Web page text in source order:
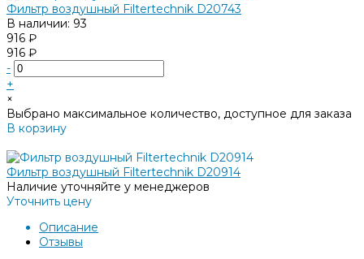
Фильтр воздушный Filtertechnik D20743
В наличии: 93
916 ₽
916 ₽
-
+
×
Выбрано максимальное количество, доступное для заказа
В корзину
Фильтр воздушный Filtertechnik D20914
Наличие уточняйте у менеджеров
Уточнить цену
Описание
Отзывы